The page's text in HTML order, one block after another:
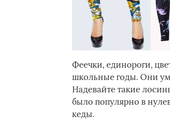
Феечки, единороги,
школьные годы. Они
Надевайте такие
было популярно в
кеды.